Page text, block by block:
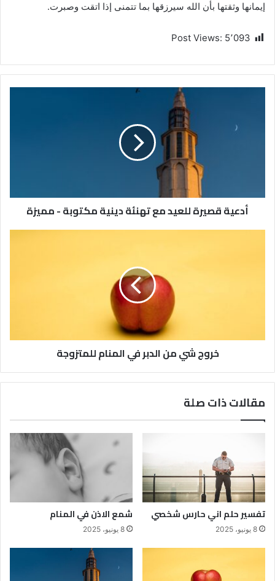
إيمانها وثقتها بأن الله سيرزقها بما تتمنى إذا اتقت وصبرت.
Post Views: 5٬093
أدعية قصيرة للعيد مع تهنئة دينية مكتوبة - مميزة
خروج شي من الدبر في المنام للمتزوجة
مقالات ذات صلة
تفسير حلم اني حارس شخصي
8 يونيو، 2025
شمع الاذن في المنام
8 يونيو، 2025